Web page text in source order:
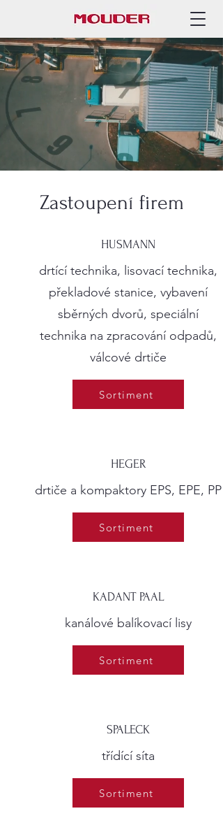
Zastoupení firem
HUSMANN
drtící technika, lisovací technika,
překladové stanice, vybavení
sběrných dvorů, speciální
technika na zpracování odpadů,
válcové drtiče
Sortiment
HEGER
drtiče a kompaktory EPS, EPE, PP
Sortiment
KADANT PAAL
kanálové balíkovací lisy
Sortiment
SPALECK
třídící síta
Sortiment